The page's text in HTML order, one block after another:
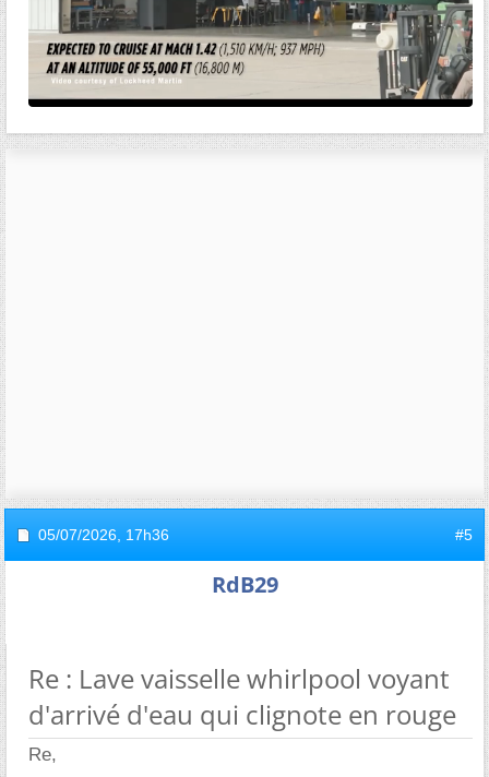
05/07/2026, 17h36 #5
RdB29
Re : Lave vaisselle whirlpool voyant
d'arrivé d'eau qui clignote en rouge
Re,